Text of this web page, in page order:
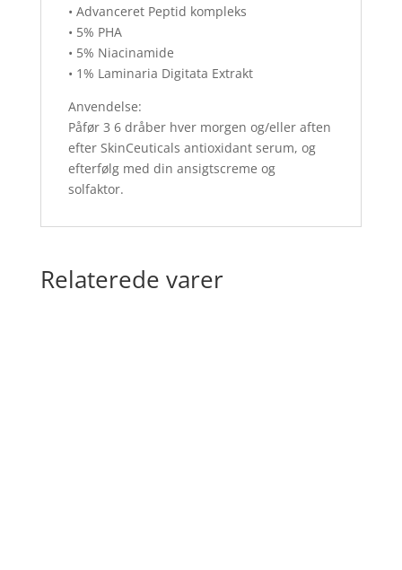
• Advanceret Peptid kompleks
• 5% PHA
• 5% Niacinamide
• 1% Laminaria Digitata Extrakt
Anvendelse:
Påfør 3 6 dråber hver morgen og/eller aften
efter SkinCeuticals antioxidant serum, og
efterfølg med din ansigtscreme og
solfaktor.
Relaterede varer